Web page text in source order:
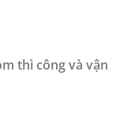
thì công và vận